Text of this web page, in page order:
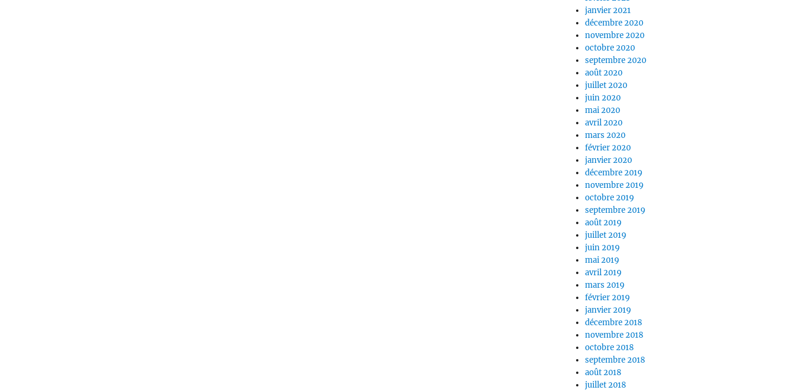
janvier 2021
décembre 2020
novembre 2020
octobre 2020
septembre 2020
août 2020
juillet 2020
juin 2020
mai 2020
avril 2020
mars 2020
février 2020
janvier 2020
décembre 2019
novembre 2019
octobre 2019
septembre 2019
août 2019
juillet 2019
juin 2019
mai 2019
avril 2019
mars 2019
février 2019
janvier 2019
décembre 2018
novembre 2018
octobre 2018
septembre 2018
août 2018
juillet 2018